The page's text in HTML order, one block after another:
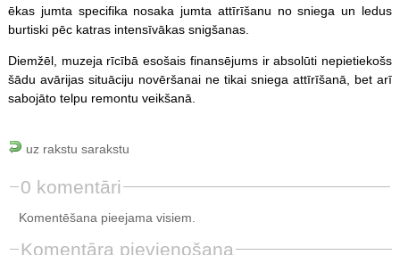
ēkas jumta specifika nosaka jumta attīrīšanu no sniega un ledus
burtiski pēc katras intensīvākas snigšanas.
Diemžēl, muzeja rīcībā esošais finansējums ir absolūti nepietiekošs
šādu avārijas situāciju novēršanai ne tikai sniega attīrīšanā, bet arī
sabojāto telpu remontu veikšanā.
uz rakstu sarakstu
0 komentāri
Komentēšana pieejama visiem.
Komentāra pievienošana